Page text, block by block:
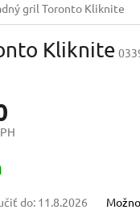
gril Toronto Kliknite
Kliknite
do: 11.8.2026